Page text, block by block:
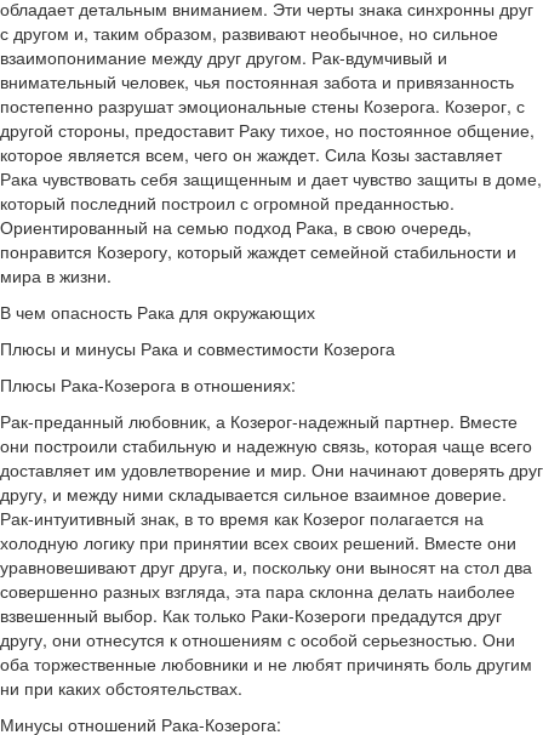
обладает детальным вниманием. Эти черты знака синхронны друг
с другом и, таким образом, развивают необычное, но сильное
взаимопонимание между друг другом. Рак-вдумчивый и
внимательный человек, чья постоянная забота и привязанность
постепенно разрушат эмоциональные стены Козерога. Козерог, с
другой стороны, предоставит Раку тихое, но постоянное общение,
которое является всем, чего он жаждет. Сила Козы заставляет
Рака чувствовать себя защищенным и дает чувство защиты в доме,
который последний построил с огромной преданностью.
Ориентированный на семью подход Рака, в свою очередь,
понравится Козерогу, который жаждет семейной стабильности и
мира в жизни.
В чем опасность Рака для окружающих
Плюсы и минусы Рака и совместимости Козерога
Плюсы Рака-Козерога в отношениях:
Рак-преданный любовник, а Козерог-надежный партнер. Вместе
они построили стабильную и надежную связь, которая чаще всего
доставляет им удовлетворение и мир. Они начинают доверять друг
другу, и между ними складывается сильное взаимное доверие.
Рак-интуитивный знак, в то время как Козерог полагается на
холодную логику при принятии всех своих решений. Вместе они
уравновешивают друг друга, и, поскольку они выносят на стол два
совершенно разных взгляда, эта пара склонна делать наиболее
взвешенный выбор. Как только Раки-Козероги предадутся друг
другу, они отнесутся к отношениям с особой серьезностью. Они
оба торжественные любовники и не любят причинять боль другим
ни при каких обстоятельствах.
Минусы отношений Рака-Козерога: